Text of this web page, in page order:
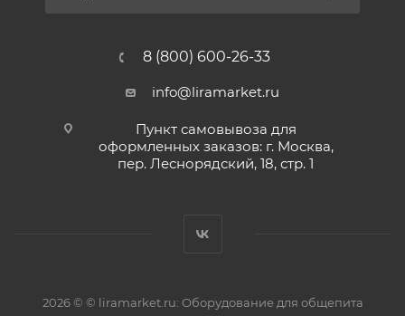
8 (800) 600-26-33
info@liramarket.ru
Пункт самовывоза для
оформленных заказов: г. Москва,
пер. Леснорядский, 18, стр. 1
2026 © © liramarket.ru: Оборудование для общепита